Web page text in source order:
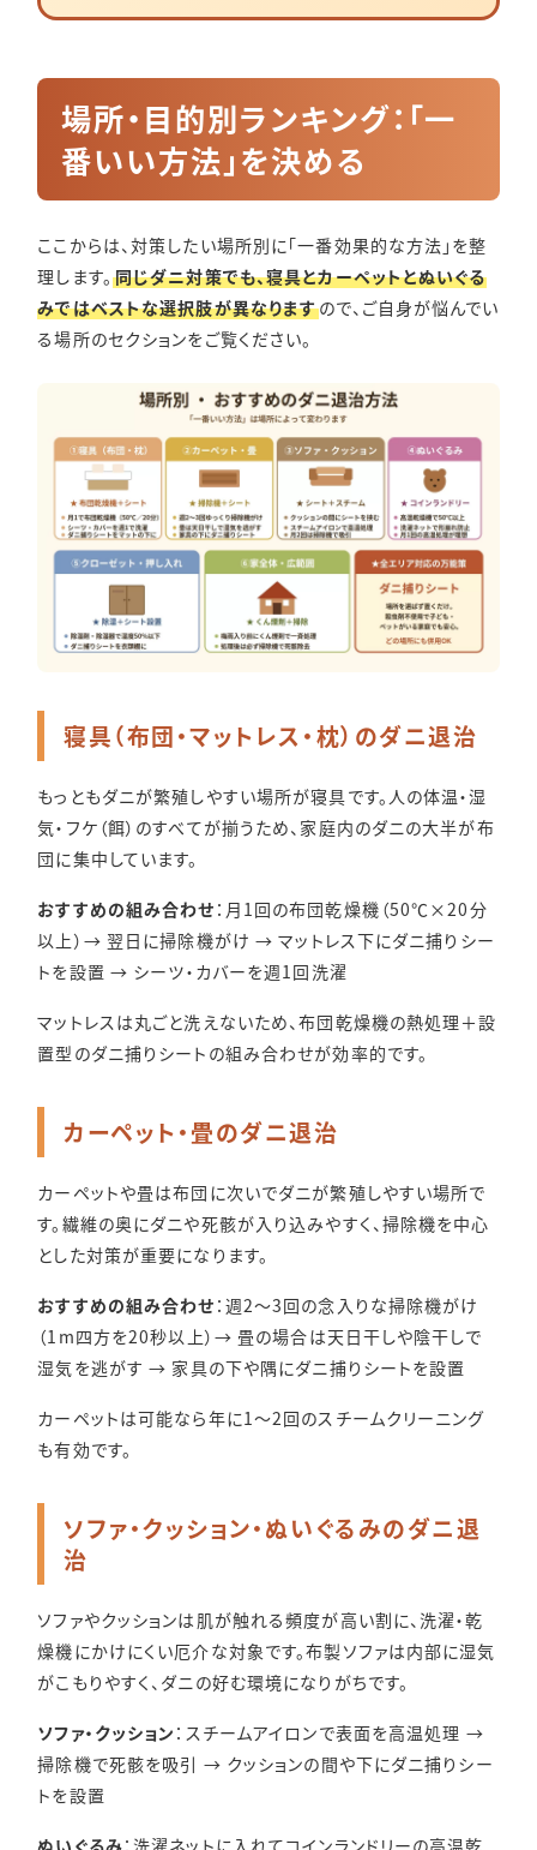
場所・目的別ランキング：「一
番いい方法」を決める
ここからは、対策したい場所別に「一番効果的な方法」を整
理します。 同じダニ対策でも、寝具とカーペットとぬいぐる
みではベストな選択肢が異なりますので、ご自身が悩んでい
る場所のセクションをご覧ください。
寝具（布団・マットレス・枕）のダニ退治
もっともダニが繁殖しやすい場所が寝具です。人の体温・湿
気・フケ（餌）のすべてが揃うため、家庭内のダニの大半が布
団に集中しています。
おすすめの組み合わせ ：月1回の布団乾燥機（50℃×20分
以上）→ 翌日に掃除機がけ → マットレス下にダニ捕りシー
トを設置 → シーツ・カバーを週1回洗濯
マットレスは丸ごと洗えないため、布団乾燥機の熱処理＋設
置型のダニ捕りシートの組み合わせが効率的です。
カーペット・畳のダニ退治
カーペットや畳は布団に次いでダニが繁殖しやすい場所で
す。繊維の奥にダニや死骸が入り込みやすく、掃除機を中心
とした対策が重要になります。
おすすめの組み合わせ ：週2〜3回の念入りな掃除機がけ
（1m四方を20秒以上）→ 畳の場合は天日干しや陰干しで
湿気を逃がす → 家具の下や隅にダニ捕りシートを設置
カーペットは可能なら年に1〜2回のスチームクリーニング
も有効です。
ソファ・クッション・ぬいぐるみのダニ退
治
ソファやクッションは肌が触れる頻度が高い割に、洗濯・乾
燥機にかけにくい厄介な対象です。布製ソファは内部に湿気
がこもりやすく、ダニの好む環境になりがちです。
ソファ・クッション ：スチームアイロンで表面を高温処理 →
掃除機で死骸を吸引 → クッションの間や下にダニ捕りシー
トを設置